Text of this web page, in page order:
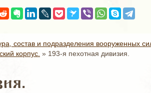
состав и подразделения вооруженных
корпус. » 193-я пехотная дивизия.